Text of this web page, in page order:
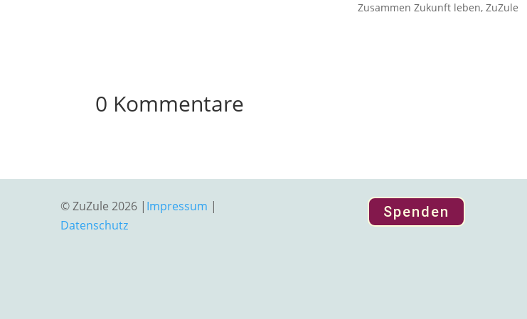
Zusammen Zukunft leben, ZuZule
0 Kommentare
© ZuZule 2026 | Impressum |
Datenschutz
Spenden